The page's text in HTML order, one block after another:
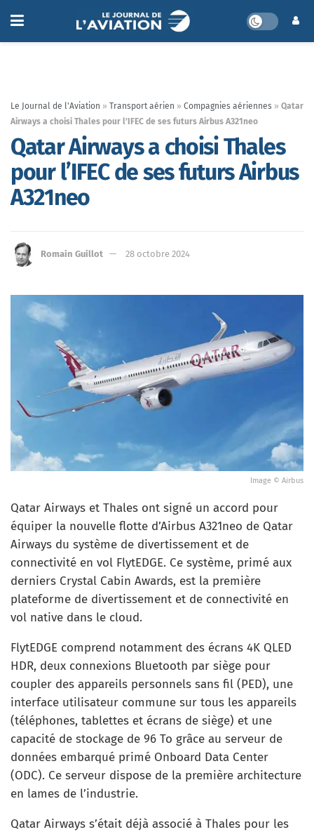
Le Journal de l'Aviation » Transport aérien » Compagnies aériennes » Qatar
Airways a choisi Thales pour l’IFEC de ses futurs Airbus A321neo
Qatar Airways a choisi Thales
pour l’IFEC de ses futurs Airbus
A321neo
Romain Guillot 28 octobre 2024
Image © Airbus
Qatar Airways et Thales ont signé un accord pour
équiper la nouvelle flotte d’Airbus A321neo de Qatar
Airways du système de divertissement et de
connectivité en vol FlytEDGE. Ce système, primé aux
derniers Crystal Cabin Awards, est la première
plateforme de divertissement et de connectivité en
vol native dans le cloud.
FlytEDGE comprend notamment des écrans 4K QLED
HDR, deux connexions Bluetooth par siège pour
coupler des appareils personnels sans fil (PED), une
interface utilisateur commune sur tous les appareils
(téléphones, tablettes et écrans de siège) et une
capacité de stockage de 96 To grâce au serveur de
données embarqué primé Onboard Data Center
(ODC). Ce serveur dispose de la première architecture
en lames de l’industrie.
Qatar Airways s’était déjà associé à Thales pour les